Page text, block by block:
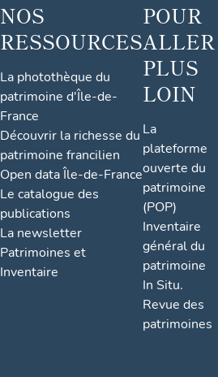
NOS
RESSOURCES
La photothèque du
patrimoine d'Île-de-
France
Découvrir la richesse du
patrimoine francilien
Open data Île-de-France
Le catalogue des
publications
La newsletter
Patrimoines et
Inventaire
POUR
ALLER
PLUS
LOIN
La
plateforme
ouverte du
patrimoine
(POP)
Inventaire
général du
patrimoine
In Situ.
Revue des
patrimoines